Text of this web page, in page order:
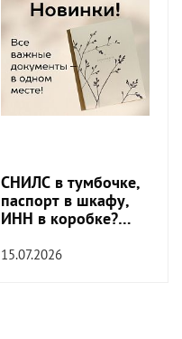
СНИЛС в тумбочке,
паспорт в шкафу,
ИНН в коробке?
прекратить!
15.07.2026